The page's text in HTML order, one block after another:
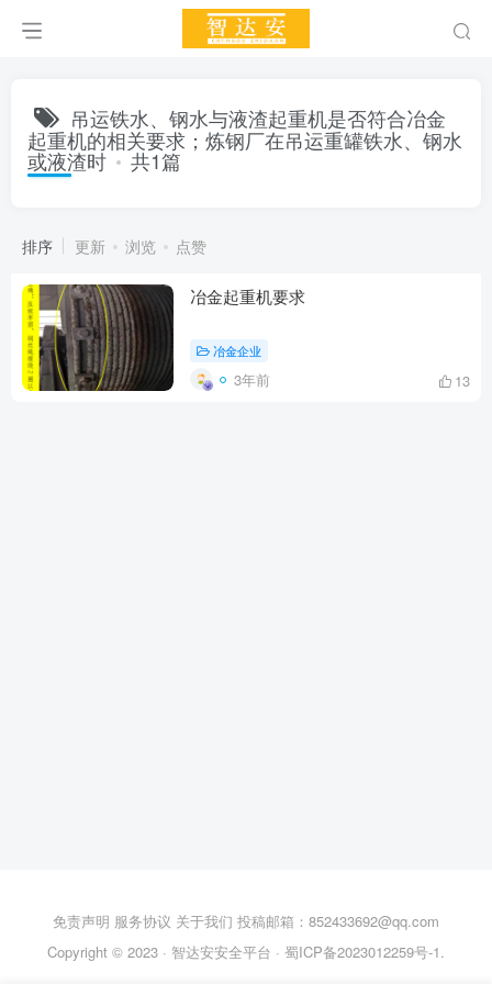
吊运铁水、钢水与液渣起重机是否符合冶金
起重机的相关要求；炼钢厂在吊运重罐铁水、钢水
或液渣时 共1篇
排序 更新 浏览 点赞
冶金起重机要求
冶金企业
3年前 13
免责声明 服务协议 关于我们 投稿邮箱：852433692@qq.com
Copyright © 2023 · 智达安安全平台 · 蜀ICP备2023012259号-1.